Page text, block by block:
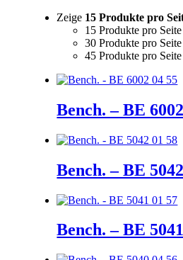
Zeige 15 Produkte pro
15 Produkte pro Seite
30 Produkte pro Seite
45 Produkte pro Seite
Bench. – BE 6002
Bench. – BE 5042
Bench. – BE 5041